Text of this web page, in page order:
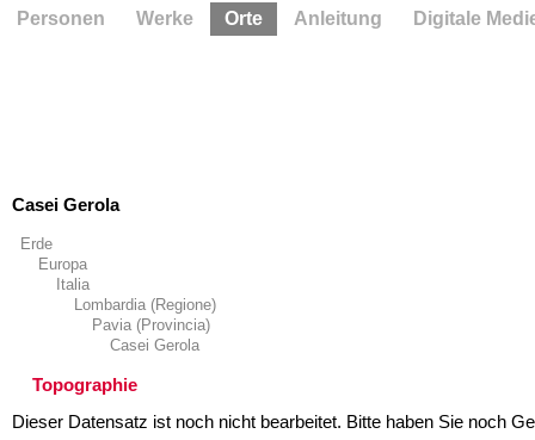
Casei Gerola
Erde
Europa
Italia
Lombardia (Regione)
Pavia (Provincia)
Casei Gerola
Topographie
Dieser Datensatz ist noch nicht bearbeitet. Bitte haben Sie noch
Personen Werke Orte Anleitung Digitale